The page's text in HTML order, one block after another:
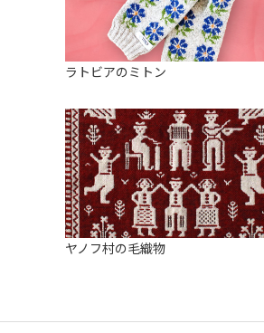
ラトビアのミトン
ヤノフ村の毛織物